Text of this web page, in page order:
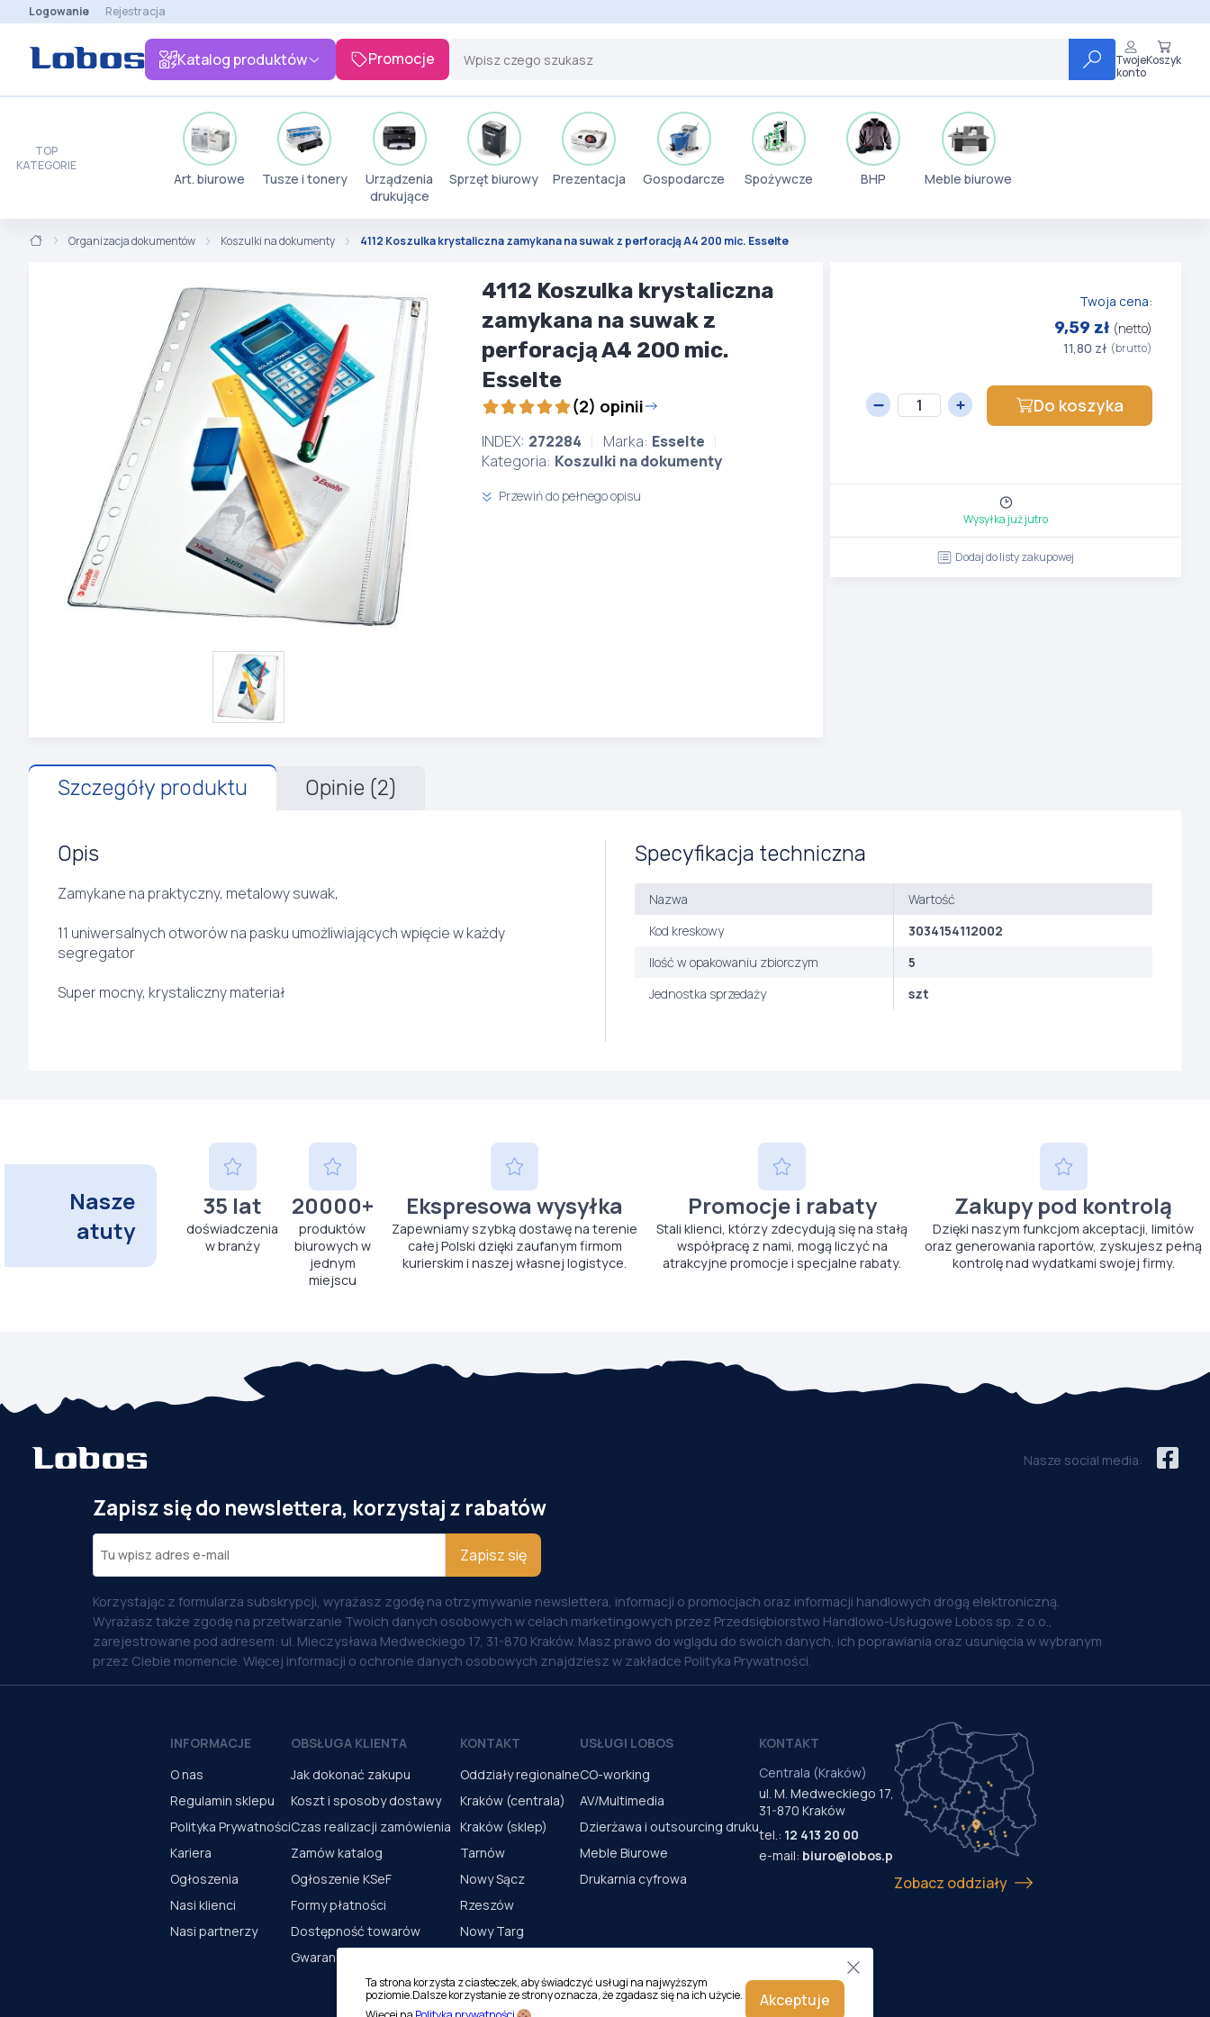
Logowanie Rejestracja
Katalog produktów Promocje
Twoje
konto
Koszyk
TOP
KATEGORIE
Art. biurowe Tusze i tonery
Urządzenia
drukujące
Sprzęt biurowy Prezentacja Gospodarcze Spożywcze BHP Meble biurowe
Organizacja dokumentów Koszulki na dokumenty 4112 Koszulka krystaliczna zamykana na suwak z perforacją A4 200 mic. Esselte
4112 Koszulka krystaliczna
zamykana na suwak z
perforacją A4 200 mic.
Esselte
(2) opinii
INDEX: 272284 Marka: Esselte
Kategoria: Koszulki na dokumenty
Przewiń do pełnego opisu
Twoja cena:
9,59 zł (netto)
11,80 zł (brutto)
Do koszyka
Wysyłka już jutro
Dodaj do listy zakupowej
Szczegóły produktu Opinie (2)
Opis
Zamykane na praktyczny, metalowy suwak,
11 uniwersalnych otworów na pasku umożliwiających wpięcie w każdy
segregator
Super mocny, krystaliczny materiał
Specyfikacja techniczna
Nazwa
Wartość
Kod kreskowy
3034154112002
Ilość w opakowaniu zbiorczym
5
Jednostka sprzedaży
szt
Nasze
atuty
35 lat
doświadczenia
w branży
20000+
produktów
biurowych w
jednym
miejscu
Ekspresowa wysyłka
Zapewniamy szybką dostawę na terenie
całej Polski dzięki zaufanym firmom
kurierskim i naszej własnej logistyce.
Promocje i rabaty
Stali klienci, którzy zdecydują się na stałą
współpracę z nami, mogą liczyć na
atrakcyjne promocje i specjalne rabaty.
Zakupy pod kontrolą
Dzięki naszym funkcjom akceptacji, limitów
oraz generowania raportów, zyskujesz pełną
kontrolę nad wydatkami swojej firmy.
Nasze social media:
Zapisz się do newslettera, korzystaj z rabatów
Zapisz się
Korzystając z formularza subskrypcji, wyrażasz zgodę na otrzymywanie newslettera, informacji o promocjach oraz informacji handlowych drogą elektroniczną.
Wyrażasz także zgodę na przetwarzanie Twoich danych osobowych w celach marketingowych przez Przedsiębiorstwo Handlowo-Usługowe Lobos sp. z o.o.,
zarejestrowane pod adresem: ul. Mieczysława Medweckiego 17, 31-870 Kraków. Masz prawo do wglądu do swoich danych, ich poprawiania oraz usunięcia w wybranym
przez Ciebie momencie. Więcej informacji o ochronie danych osobowych znajdziesz w zakładce Polityka Prywatności.
INFORMACJE
O nas
Regulamin sklepu
Polityka Prywatności
Kariera
Ogłoszenia
Nasi klienci
Nasi partnerzy
OBSŁUGA KLIENTA
Jak dokonać zakupu
Koszt i sposoby dostawy
Czas realizacji zamówienia
Zamów katalog
Ogłoszenie KSeF
Formy płatności
Dostępność towarów
Gwarancja i serwis urządzeń
KONTAKT
Oddziały regionalne
Kraków (centrala)
Kraków (sklep)
Tarnów
Nowy Sącz
Rzeszów
Nowy Targ
Katowice
Magazyn Kraków
USŁUGI LOBOS
CO-working
AV/Multimedia
Dzierżawa i outsourcing druku
Meble Biurowe
Drukarnia cyfrowa
KONTAKT
Centrala (Kraków)
ul. M. Medweckiego 17,
31-870 Kraków
tel.: 12 413 20 00
e-mail: biuro@lobos.pl
Zobacz oddziały
Ta strona korzysta z ciasteczek, aby świadczyć usługi na najwyższym
poziomie.Dalsze korzystanie ze strony oznacza, że zgadasz się na ich użycie.
Akceptuje